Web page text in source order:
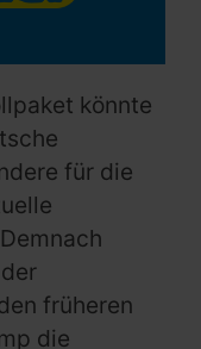
könnte
für die
früheren
die